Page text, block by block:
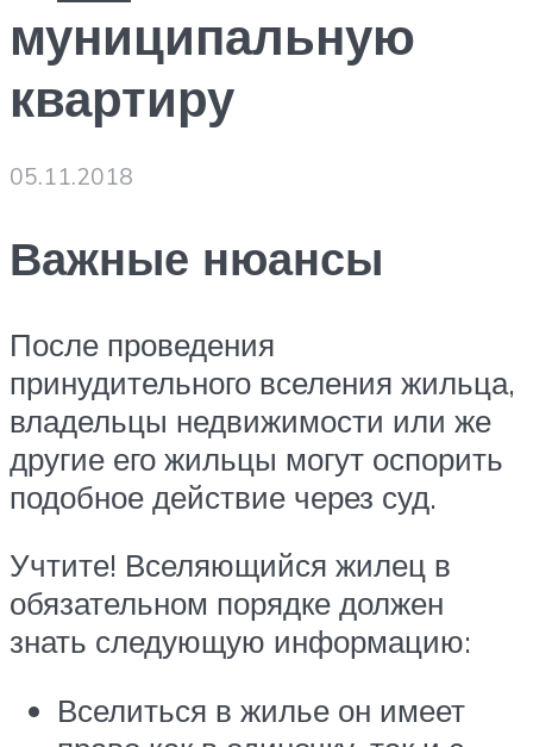
муниципальную
квартиру
05.11.2018
Важные нюансы
После проведения
принудительного вселения жильца,
владельцы недвижимости или же
другие его жильцы могут оспорить
подобное действие через суд.
Учтите! Вселяющийся жилец в
обязательном порядке должен
знать следующую информацию:
Вселиться в жилье он имеет